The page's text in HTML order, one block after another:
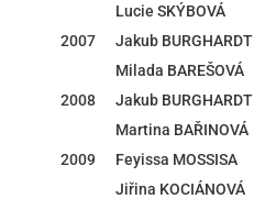
Lucie SKÝBOVÁ
2007
Jakub BURGHARDT
Milada BAREŠOVÁ
2008
Jakub BURGHARDT
Martina BAŘINOVÁ
2009
Feyissa MOSSISA
Jiřina KOCIÁNOVÁ